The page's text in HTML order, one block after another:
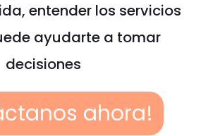
entender los servicios
ayudarte a tomar
decisiones
ahora!